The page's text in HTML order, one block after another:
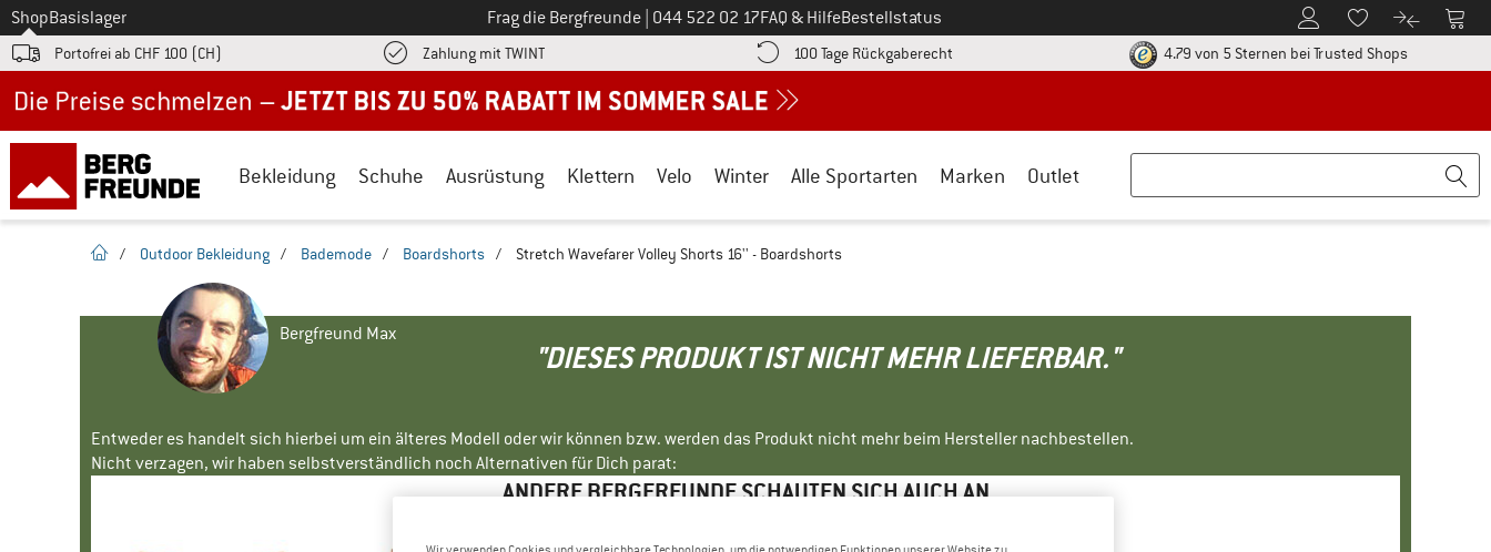
Zum
ShopBasislager Frag die Bergfreunde Ruf uns an unter
044 522 02 17FAQ & HilfeBestellstatus Zum KundenkontoZum Merkzettel.
Zum Zum
Portofrei ab CHF 100 (CH) Zahlung mit TWINTFinde die Zahlungs-Infos hier! Öffnet sich in einer Infobox
100 Tage Rückgaberecht Gehe hier zu den Rückgabe-Richtlinien Öffnet sich in einer Infobox
4.79 von 5 Sternen bei Trusted ShopsFinde alle
Bekleidung Schuhe Ausrüstung Klettern Velo Winter Alle Sportarten Marken Outlet
Startseite
/ Outdoor Bekleidung / Bademode / Boardshorts / Stretch Wavefarer Volley Shorts 16'' - Boardshorts
Bergfreund Max
"DIESES PRODUKT IST NICHT MEHR LIEFERBAR."
Entweder es handelt sich hierbei um ein älteres Modell oder wir können bzw. werden das Produkt nicht mehr beim Hersteller nachbestellen.
Nicht verzagen, wir haben selbstverständlich noch Alternativen für Dich parat:
ANDERE BERGFREUNDE SCHAUTEN SICH AUCH AN